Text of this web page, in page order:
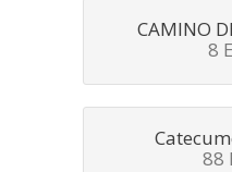
CAMINO
8
88